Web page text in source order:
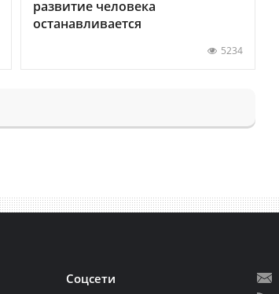
развитие человека
останавливается
5234
Соцсети